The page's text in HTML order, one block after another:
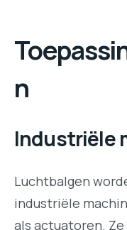
n
Industriële
Luchtbalgen
industriële
als actuatoren.